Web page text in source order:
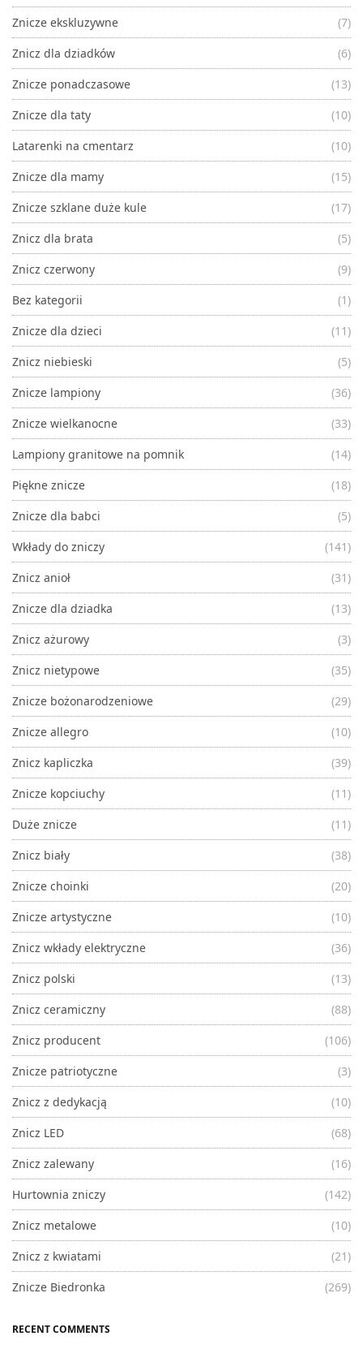
Znicze ekskluzywne
(7)
Znicz dla dziadków
(6)
Znicze ponadczasowe
(13)
Znicze dla taty
(10)
Latarenki na cmentarz
(10)
Znicze dla mamy
(15)
Znicze szklane duże kule
(17)
Znicz dla brata
(5)
Znicz czerwony
(9)
Bez kategorii
(1)
Znicze dla dzieci
(11)
Znicz niebieski
(5)
Znicze lampiony
(36)
Znicze wielkanocne
(33)
Lampiony granitowe na pomnik
(14)
Piękne znicze
(18)
Znicze dla babci
(5)
Wkłady do zniczy
(141)
Znicz anioł
(31)
Znicze dla dziadka
(13)
Znicz ażurowy
(3)
Znicz nietypowe
(35)
Znicze bożonarodzeniowe
(29)
Znicze allegro
(10)
Znicz kapliczka
(39)
Znicze kopciuchy
(11)
Duże znicze
(11)
Znicz biały
(38)
Znicze choinki
(20)
Znicze artystyczne
(10)
Znicz wkłady elektryczne
(36)
Znicz polski
(13)
Znicz ceramiczny
(88)
Znicz producent
(106)
Znicze patriotyczne
(3)
Znicz z dedykacją
(10)
Znicz LED
(68)
Znicz zalewany
(16)
Hurtownia zniczy
(142)
Znicz metalowe
(10)
Znicz z kwiatami
(21)
Znicze Biedronka
(269)
RECENT COMMENTS